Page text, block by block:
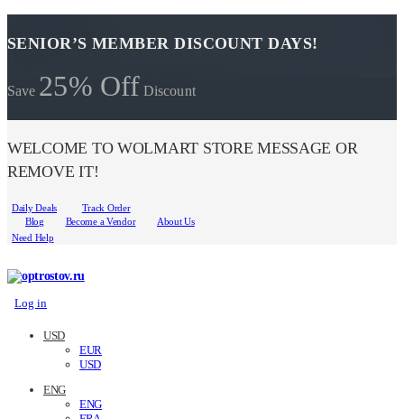
SENIOR’S MEMBER DISCOUNT DAYS!
Save 25% Off Discount
WELCOME TO WOLMART STORE MESSAGE OR
REMOVE IT!
Daily Deals
Track Order
Blog
Become a Vendor
About Us
Need Help
Log in
USD
EUR
USD
ENG
ENG